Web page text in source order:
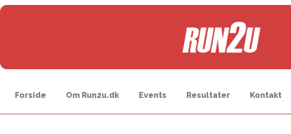
Forside Om Run2u.dk Events Resultater Kontakt